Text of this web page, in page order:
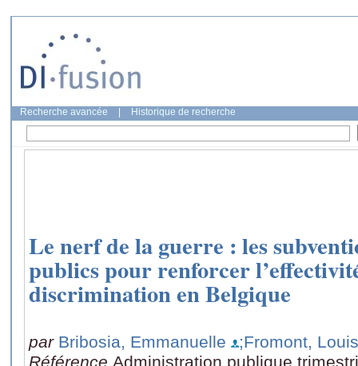
Recherche avancée Historique de recherche
Le nerf de la guerre : les
publics pour renforcer
discrimination en Belgique
par Bribosia, Emmanuelle
;Fromont,
Référence Administration publique